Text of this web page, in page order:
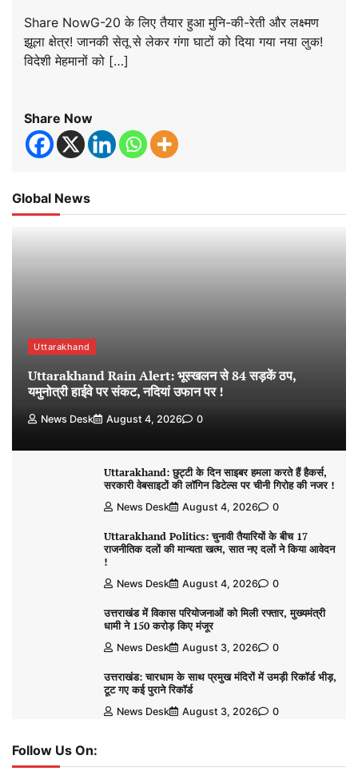
Share NowG-20 के लिए तैयार हुआ मुनि-की-रेती और लक्ष्मण
झूला क्षेत्र! जानकी सेतू से लेकर गंगा घाटों को दिया गया नया लुक!
विदेशी मेहमानों को […]
Share Now
Global News
Uttarakhand
Uttarakhand Rain Alert: भूस्खलन से 84 सड़कें ठप,
यमुनोत्री हाईवे पर संकट, नदियां उफान पर !
News Desk August 4, 2026 0
Uttarakhand: छुट्टी के दिन साइबर हमला करते हैं हैकर्स,
सरकारी वेबसाइटों की लॉगिन डिटेल्स पर चीनी गिरोह की नजर !
News Desk August 4, 2026 0
Uttarakhand Politics: चुनावी तैयारियों के बीच 17
राजनीतिक दलों की मान्यता खत्म, सात नए दलों ने किया आवेदन
!
News Desk August 4, 2026 0
उत्तराखंड में विकास परियोजनाओं को मिली रफ्तार, मुख्यमंत्री
धामी ने 150 करोड़ किए मंजूर
News Desk August 3, 2026 0
उत्तराखंड: चारधाम के साथ प्रमुख मंदिरों में उमड़ी रिकॉर्ड भीड़,
टूट गए कई पुराने रिकॉर्ड
News Desk August 3, 2026 0
Follow Us On: